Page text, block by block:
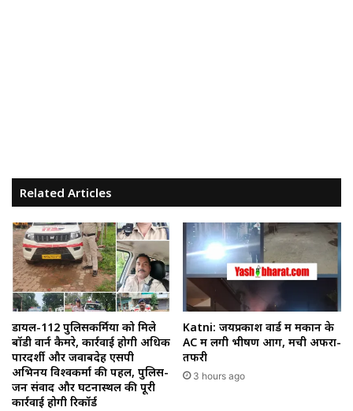
Related Articles
डायल-112 पुलिसकर्मियों को मिले
बॉडी वार्न कैमरे, कार्रवाई होगी अधिक
पारदर्शी और जवाबदेह एसपी
अभिनय विश्वकर्मा की पहल, पुलिस-
जन संवाद और घटनास्थल की पूरी
कार्रवाई होगी रिकॉर्ड
Katni: जयप्रकाश वार्ड में मकान के
AC में लगी भीषण आग, मची अफरा-
तफरी
3 hours ago